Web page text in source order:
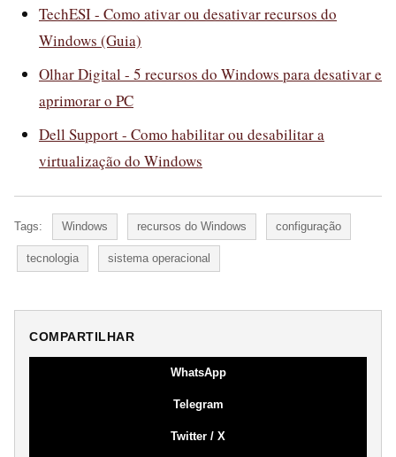
TechESI - Como ativar ou desativar recursos do
Windows (Guia)
Olhar Digital - 5 recursos do Windows para desativar e
aprimorar o PC
Dell Support - Como habilitar ou desabilitar a
virtualização do Windows
Tags: Windows recursos do Windows configuração
tecnologia sistema operacional
COMPARTILHAR
WhatsApp
Telegram
Twitter / X